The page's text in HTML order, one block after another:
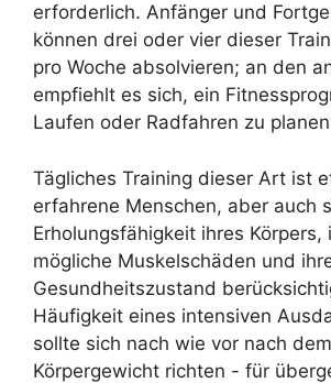
erforderlich. Anfänger und
können drei oder vier dieser
pro Woche absolvieren; an den
empfiehlt es sich, ein
Laufen oder Radfahren zu
Tägliches Training dieser Art ist
erfahrene Menschen, aber auch
Erholungsfähigkeit ihres Körpers,
mögliche Muskelschäden und
Gesundheitszustand
Häufigkeit eines intensiven
sollte sich nach wie vor nach dem
Körpergewicht richten - für